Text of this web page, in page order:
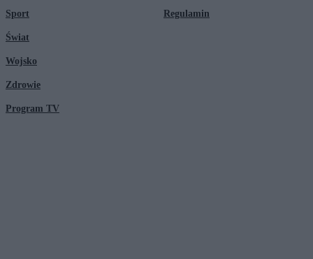
Sport
Świat
Wojsko
Zdrowie
Program TV
Regulamin